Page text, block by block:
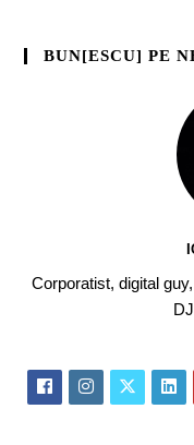
BUN[ESCU] PE
Corporatist, digital